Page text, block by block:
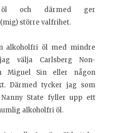
öl och därmed ger
större valfrihet.
alkoholfri öl med mindre
välja Carlsberg Non-
Miguel Sin eller någon
Därmed tycker jag som
Nanny State fyller upp ett
alkoholfri öl.